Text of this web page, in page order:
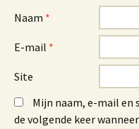
Naam *
E-mail *
Site
Mijn naam, e-mail en
de volgende keer